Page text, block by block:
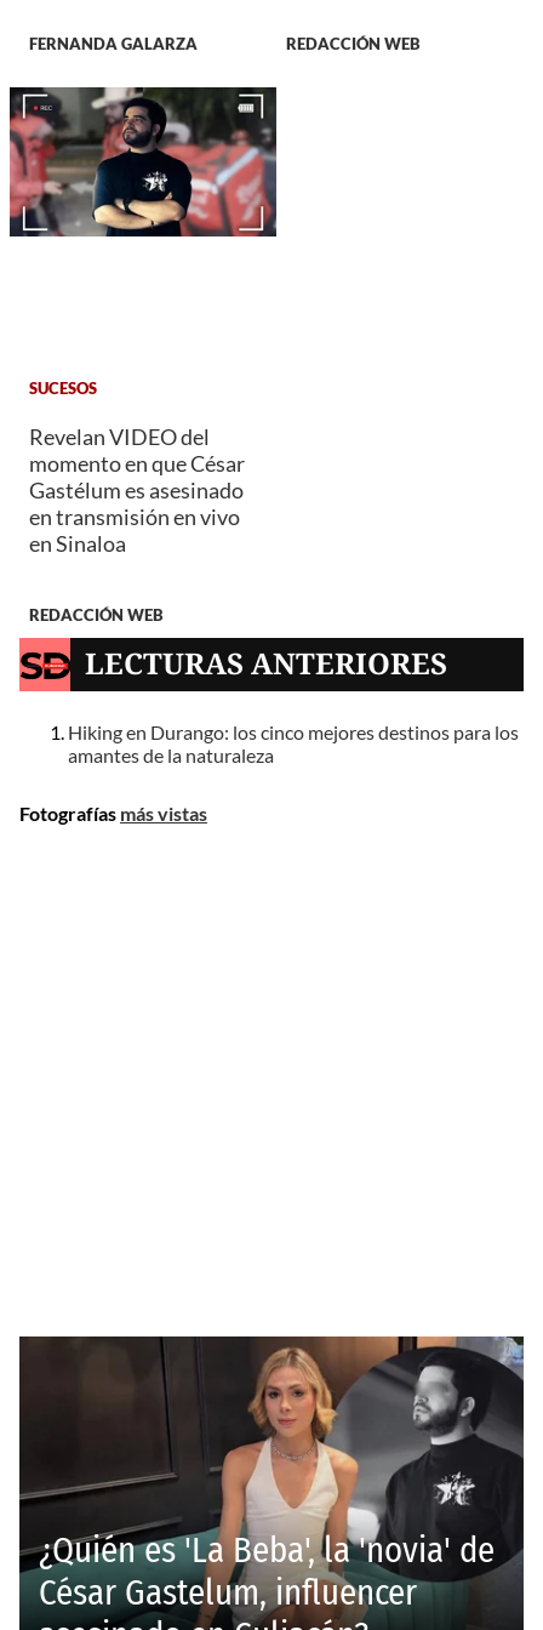
FERNANDA GALARZA REDACCIÓN WEB
SUCESOS
Revelan VIDEO del
momento en que César
Gastélum es asesinado
en transmisión en vivo
en Sinaloa
REDACCIÓN WEB
LECTURAS ANTERIORES
Hiking en Durango: los cinco mejores destinos para los
amantes de la naturaleza
Fotografías más vistas